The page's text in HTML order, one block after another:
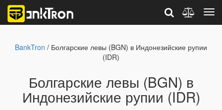
BankTron / Болгарские левы (BGN) в Индонезийские рупии
(IDR)
Болгарские левы (BGN) в
Индонезийские рупии (IDR)